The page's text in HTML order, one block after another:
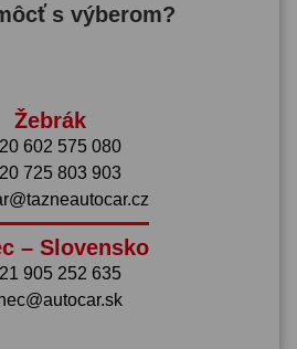
s výberom?
Žebrák
602 575 080
725 803 903
– Slovensko
905 252 635